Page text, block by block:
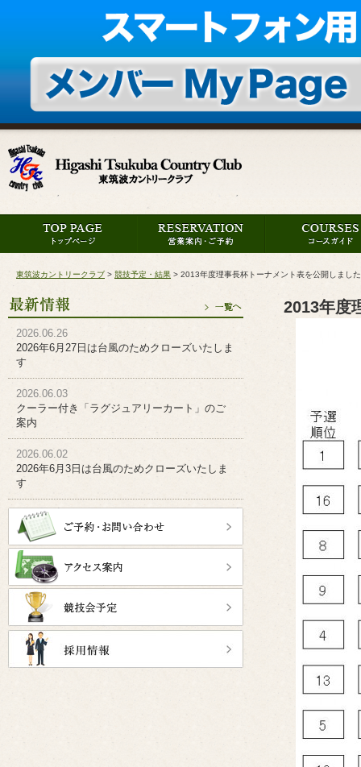
東筑波カントリークラブ > 競技予定・結果 > 2013年度理事長杯トーナメント表を公開しました
2026.06.26
2026年6月27日は台風のためクローズいたしま
す
2026.06.03
クーラー付き「ラグジュアリーカート」のご
案内
2026.06.02
2026年6月3日は台風のためクローズいたしま
す
2013年度